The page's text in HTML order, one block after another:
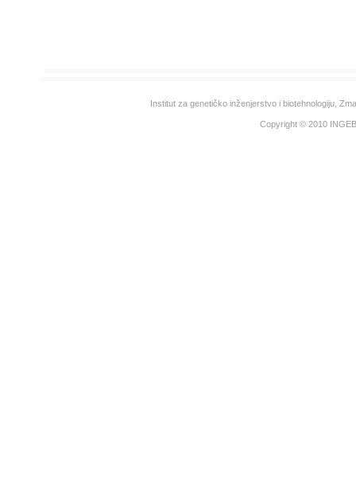
Institut za genetičko inženjerstvo i biotehnologiju,
Copyright © 2010 INGEB